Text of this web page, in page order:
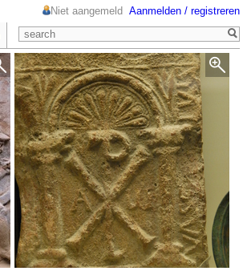
Niet aangemeld Aanmelden / registreren